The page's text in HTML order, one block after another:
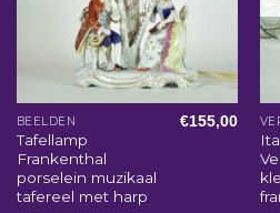
BEELDEN
Tafellamp
Frankenthal
porselein muzikaal
tafereel met harp
€155,00